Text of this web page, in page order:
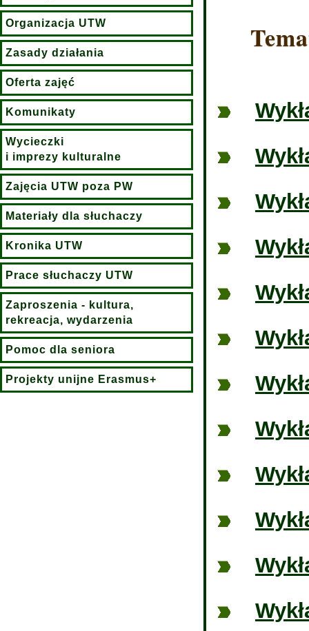
Organizacja UTW
Zasady działania
Oferta zajęć
Komunikaty
Wycieczki
i imprezy kulturalne
Zajęcia UTW poza PW
Materiały dla słuchaczy
Kronika UTW
Prace słuchaczy UTW
Zaproszenia - kultura,
rekreacja, wydarzenia
Pomoc dla seniora
Projekty unijne Erasmus+